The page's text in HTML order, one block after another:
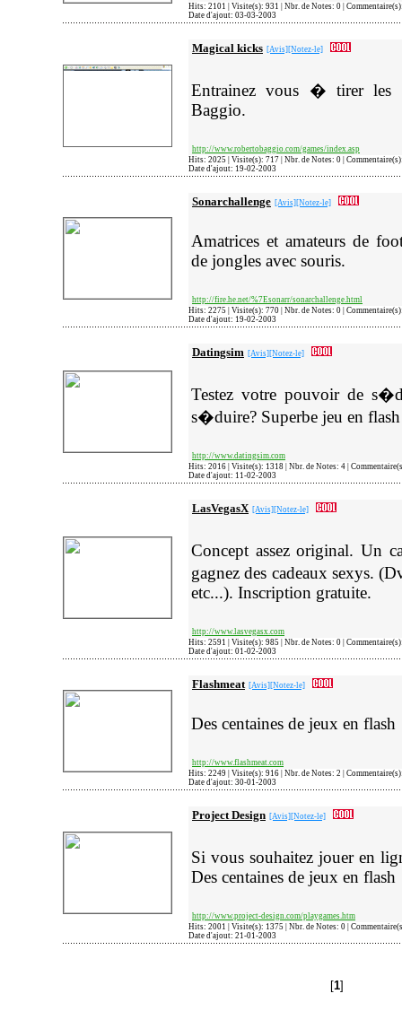
Hits: 2101 | Visite(s): 931 | Nbr. de Notes: 0 |
Date d'ajout: 03-03-2003
Magical kicks [Avis] [Notez-le]
Entrainez vous � tirer les
Baggio.
http://www.robertobaggio.com/games/index.asp
Hits: 2025 | Visite(s): 717 | Nbr. de Notes: 0 |
Date d'ajout: 19-02-2003
Sonarchallenge [Avis] [Notez-le]
Amatrices et amateurs de
de jongles avec souris.
http://fire.he.net/%7Esonarr/sonarchallenge.html
Hits: 2275 | Visite(s): 770 | Nbr. de Notes: 0 |
Date d'ajout: 19-02-2003
Datingsim [Avis] [Notez-le]
Testez votre pouvoir de
s�duire? Superbe jeu en flash
http://www.datingsim.com
Hits: 2016 | Visite(s): 1318 | Nbr. de Notes: 4 |
Date d'ajout: 11-02-2003
LasVegasX [Avis] [Notez-le]
Concept assez original. Un
gagnez des cadeaux sexys.
etc...). Inscription gratuite.
http://www.lasvegasx.com
Hits: 2591 | Visite(s): 985 | Nbr. de Notes: 0 |
Date d'ajout: 01-02-2003
Flashmeat [Avis] [Notez-le]
Des centaines de jeux en flash
http://www.flashmeat.com
Hits: 2249 | Visite(s): 916 | Nbr. de Notes: 2 |
Date d'ajout: 30-01-2003
Project Design [Avis] [Notez-le]
Si vous souhaitez jouer en
Des centaines de jeux en
http://www.project-design.com/playgames.htm
Hits: 2001 | Visite(s): 1375 | Nbr. de Notes: 0 |
Date d'ajout: 21-01-2003
[1]